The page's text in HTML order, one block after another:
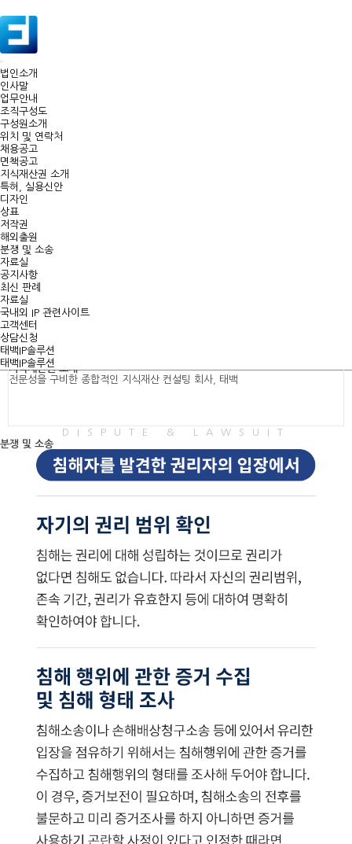
Toggle
navigation
법인소개
인사말
업무안내
조직구성도
구성원소개
위치 및 연락처
채용공고
면책공고
지식재산권 소개
특허, 실용신안
디자인
상표
저작권
해외출원
분쟁 및 소송
자료실
공지사항
최신 판례
자료실
국내외 IP 관련사이트
고객센터
상담신청
태백IP솔루션
태백IP솔루션
지식재산권 소개
전문성을 구비한 종합적인 지식재산 컨설팅 회사, 태백
DISPUTE & LAWSUIT
분쟁 및 소송